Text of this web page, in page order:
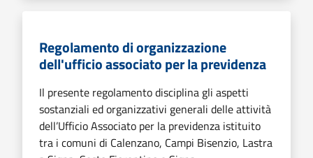
Regolamento di organizzazione
dell'ufficio associato per la previdenza
Il presente regolamento disciplina gli aspetti
sostanziali ed organizzativi generali delle attività
dell’Ufficio Associato per la previdenza istituito
tra i comuni di Calenzano, Campi Bisenzio, Lastra